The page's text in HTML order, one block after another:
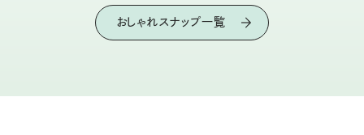
おしゃれスナップ一覧